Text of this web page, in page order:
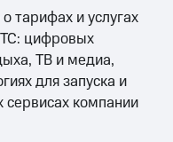
тарифах и услугах
цифровых
ТВ и медиа,
для запуска и
сервисах компании